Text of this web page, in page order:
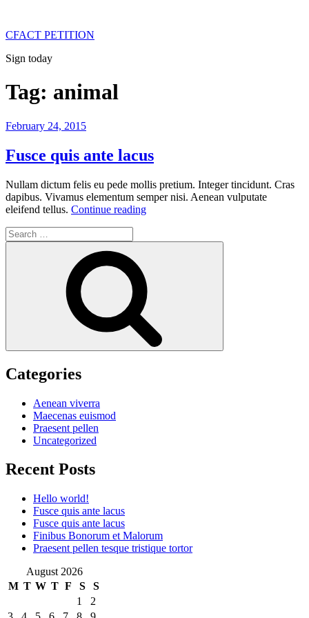
content
CFACT PETITION
Sign today
Tag: animal
Posted
February 24, 2015
Fusce quis ante lacus
Nullam dictum felis eu pede mollis pretium. Integer tincidunt. Cras
dapibus. Vivamus elementum semper nisi. Aenean vulputate
eleifend tellus. Continue reading“Fusce
lacus”
Search
for:
Categories
Aenean viverra
Maecenas euismod
Praesent pellen
Uncategorized
Recent Posts
Hello world!
Fusce quis ante lacus
Fusce quis ante lacus
Finibus Bonorum et Malorum
Praesent pellen tesque tristique tortor
August 2026
M T W T F S
S
1
2